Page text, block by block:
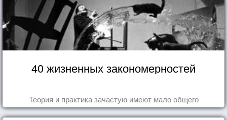
40 жизненных закономерностей
Теория и практика зачастую имеют мало общего